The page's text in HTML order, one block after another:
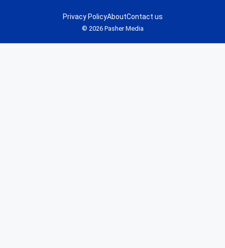
© 2026 Pasher Media
Privacy PolicyAboutContact us